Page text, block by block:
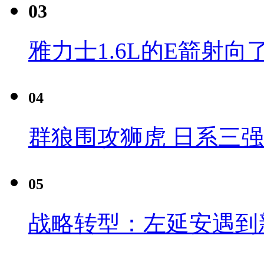
03
雅力士1.6L的E箭射向
04
群狼围攻狮虎 日系三
05
战略转型：左延安遇